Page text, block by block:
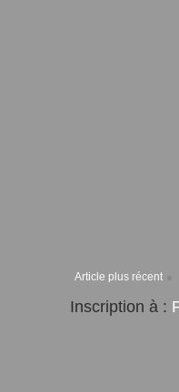
Article plus récent
Inscription à :